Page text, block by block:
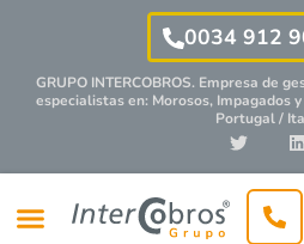
0034 912
GRUPO INTERCOBROS. Empresa de
especialistasen: Morosos, Impagados
Portugal /